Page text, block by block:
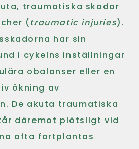
traumatiska skador
(traumatic injuries).
har sin
i cykelns inställningar
obalanser eller en
ökning av
De akuta traumatiska
däremot plötsligt vid
ofta fortplantas